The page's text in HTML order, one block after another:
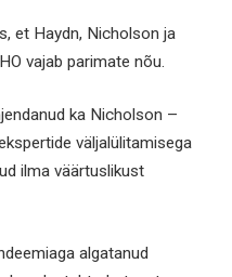
et Haydn, Nicholson ja
vajab parimate nõu.
ka Nicholson –
väljalülitamisega
ilma väärtuslikust
algatanud